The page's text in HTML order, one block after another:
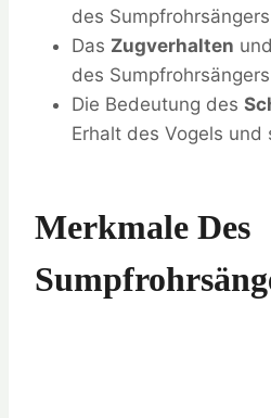
des Sumpfrohrsängers
Das Zugverhalten
des Sumpfrohrsängers
Die Bedeutung des
Erhalt des Vogels und
Merkmale Des